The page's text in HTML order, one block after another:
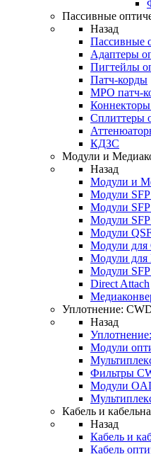
Пассивные
Назад
Пассивные
Адаптеры
Пигтейлы
Патч-корды
MPO патч-
Сплиттеры
КДЗС
Модули и
Назад
Модули и
Модули
Модули
Модули
Модули
Модули
Модули
Модули
Direct Attach
Уплотнение:
Назад
Модули
Фильтры
Модули
Кабель и
Назад
Кабель и
Кабель